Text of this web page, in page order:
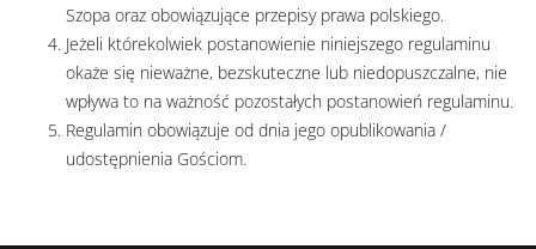
Szopa oraz obowiązujące przepisy prawa polskiego.
Jeżeli którekolwiek postanowienie niniejszego regulaminu
okaże się nieważne, bezskuteczne lub niedopuszczalne, nie
wpływa to na ważność pozostałych postanowień regulaminu.
Regulamin obowiązuje od dnia jego opublikowania /
udostępnienia Gościom.